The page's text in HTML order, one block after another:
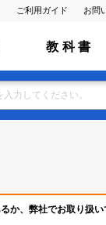
ご利用ガイド お問
教 科 書
か、弊社でお取り扱